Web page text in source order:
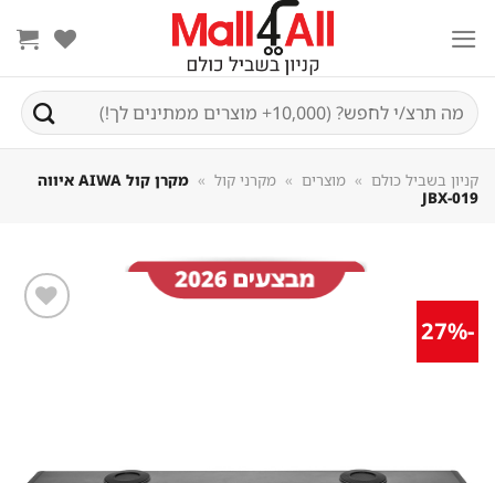
חיפוש
עבור:
קניון בשביל כולם מוצרים מקרני קול
מקרן קול AIWA איווה
JBX-019